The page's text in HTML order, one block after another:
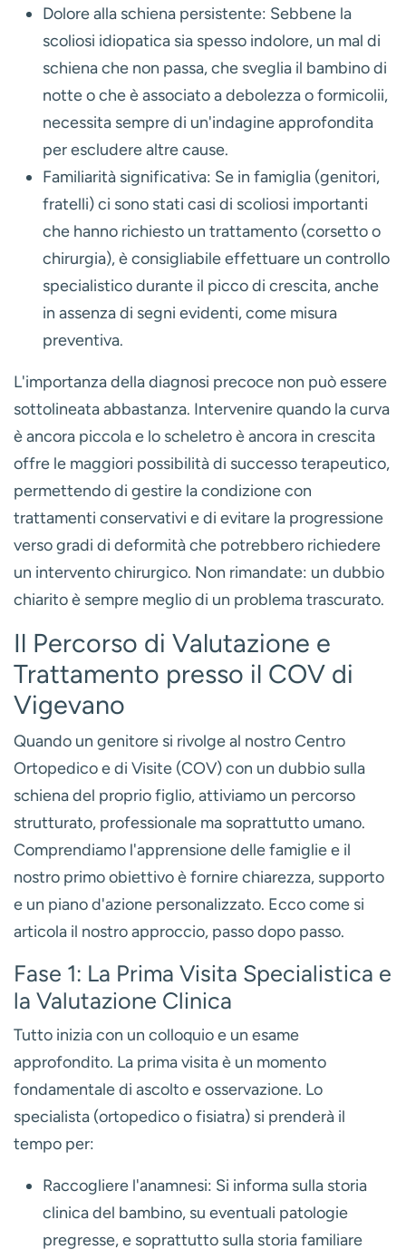
Dolore alla schiena persistente: Sebbene la
scoliosi idiopatica sia spesso indolore, un mal di
schiena che non passa, che sveglia il bambino di
notte o che è associato a debolezza o formicolii,
necessita sempre di un'indagine approfondita
per escludere altre cause.
Familiarità significativa: Se in famiglia (genitori,
fratelli) ci sono stati casi di scoliosi importanti
che hanno richiesto un trattamento (corsetto o
chirurgia), è consigliabile effettuare un controllo
specialistico durante il picco di crescita, anche
in assenza di segni evidenti, come misura
preventiva.
L'importanza della diagnosi precoce non può essere
sottolineata abbastanza. Intervenire quando la curva
è ancora piccola e lo scheletro è ancora in crescita
offre le maggiori possibilità di successo terapeutico,
permettendo di gestire la condizione con
trattamenti conservativi e di evitare la progressione
verso gradi di deformità che potrebbero richiedere
un intervento chirurgico. Non rimandate: un dubbio
chiarito è sempre meglio di un problema trascurato.
Il Percorso di Valutazione e
Trattamento presso il COV di
Vigevano
Quando un genitore si rivolge al nostro Centro
Ortopedico e di Visite (COV) con un dubbio sulla
schiena del proprio figlio, attiviamo un percorso
strutturato, professionale ma soprattutto umano.
Comprendiamo l'apprensione delle famiglie e il
nostro primo obiettivo è fornire chiarezza, supporto
e un piano d'azione personalizzato. Ecco come si
articola il nostro approccio, passo dopo passo.
Fase 1: La Prima Visita Specialistica e
la Valutazione Clinica
Tutto inizia con un colloquio e un esame
approfondito. La prima visita è un momento
fondamentale di ascolto e osservazione. Lo
specialista (ortopedico o fisiatra) si prenderà il
tempo per:
Raccogliere l'anamnesi: Si informa sulla storia
clinica del bambino, su eventuali patologie
pregresse, e soprattutto sulla storia familiare